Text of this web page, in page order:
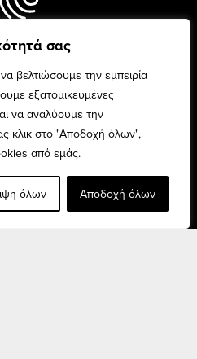
σας
βελτιώσουμε την εμπειρία
εξατομικευμένες
να αναλύουμε την
κλικ στο "Αποδοχή όλων",
από εμάς.
όλων Αποδοχή όλων
is unique and
with
and pride.
finest fashion